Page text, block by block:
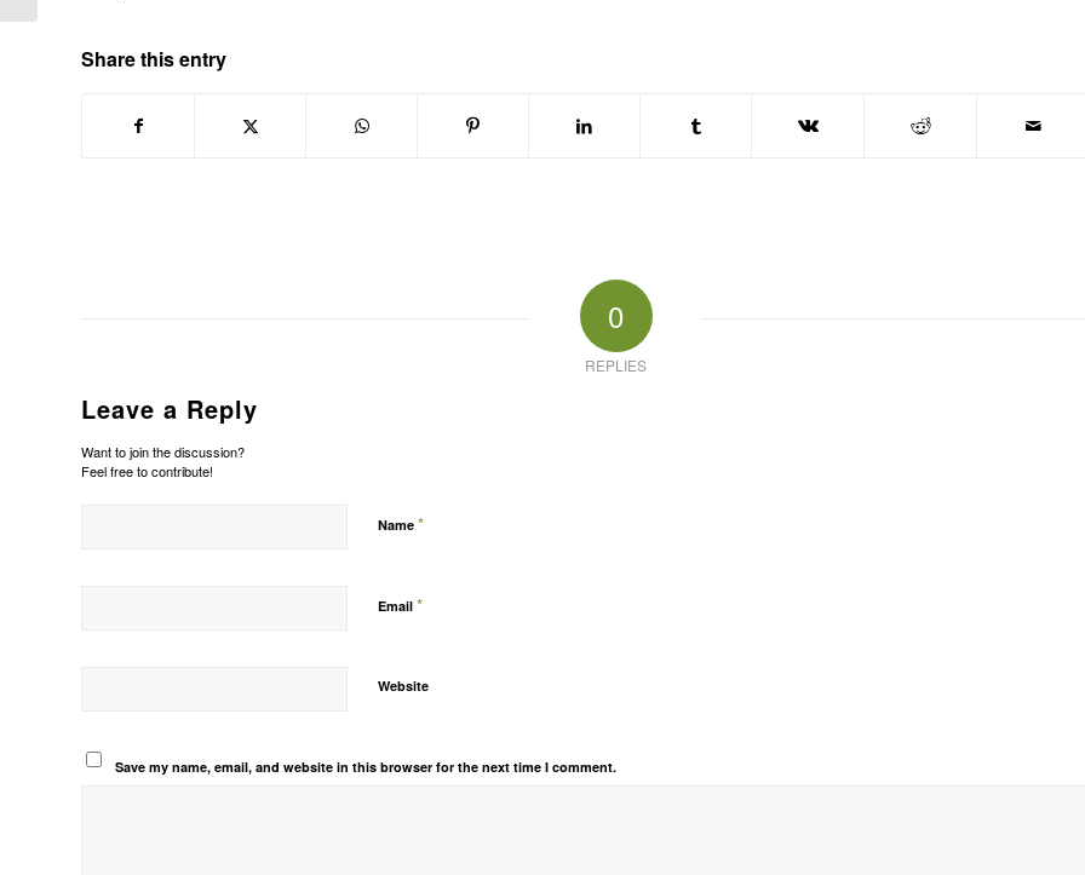
Share this entry
0
REPLIES
Leave a Reply
Want to join the discussion?
Feel free to contribute!
Name *
Email *
Website
Save my name, email, and website in this browser for the next time I comment.